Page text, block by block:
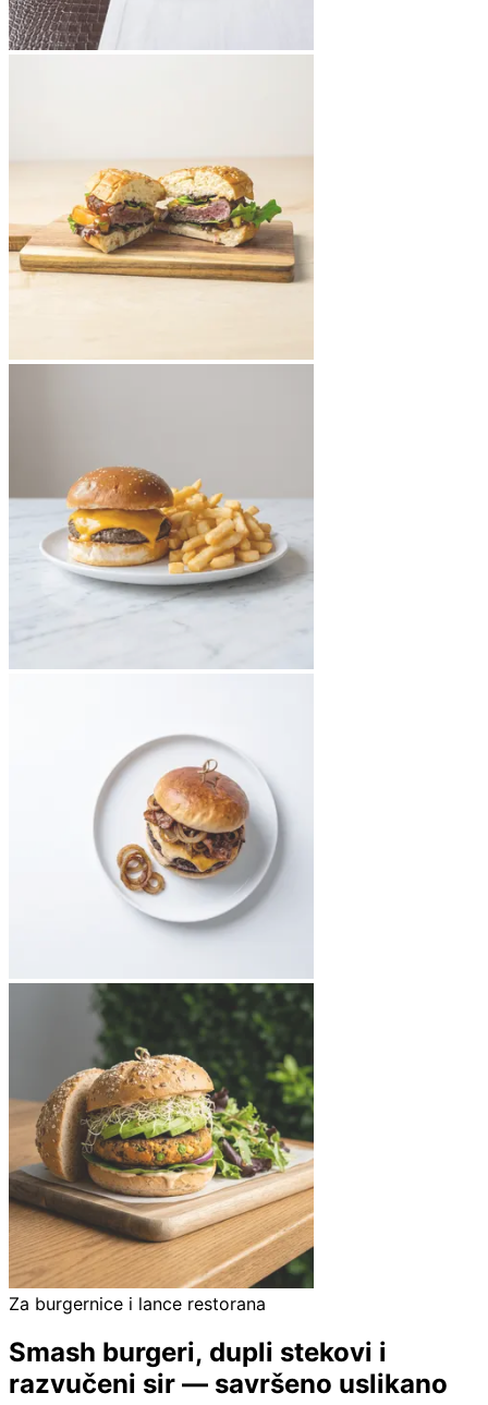
Za burgernice i lance restorana
Smash burgeri, dupli stekovi i
razvučeni sir — savršeno uslikano